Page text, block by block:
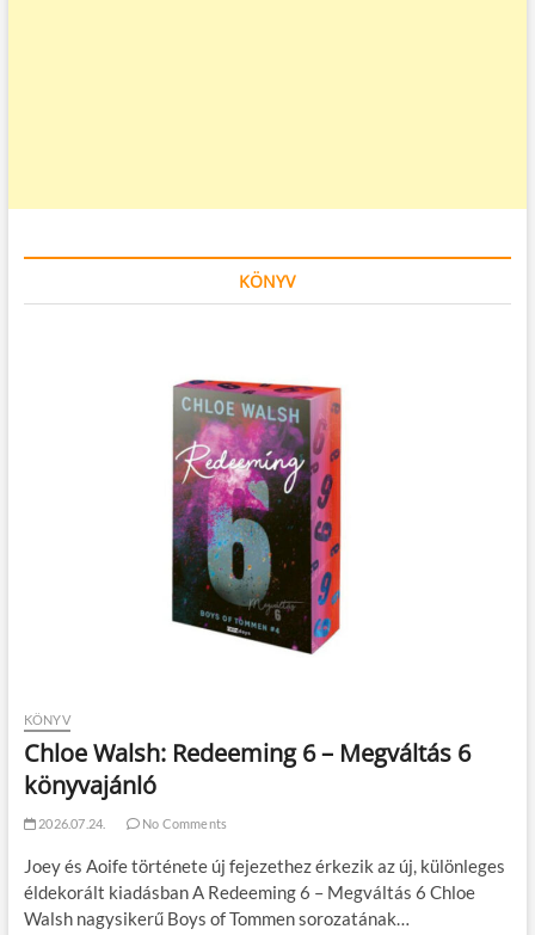
KÖNYV
KÖNYV
Chloe Walsh: Redeeming 6 – Megváltás 6
könyvajánló
2026.07.24. No Comments
Joey és Aoife története új fejezethez érkezik az új, különleges
éldekorált kiadásban A Redeeming 6 – Megváltás 6 Chloe
Walsh nagysikerű Boys of Tommen sorozatának…